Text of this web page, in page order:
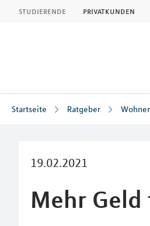
studierende privatkunden
Startseite Ratgeber
19.02.2021
Mehr Geld